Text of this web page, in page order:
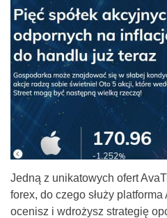
Jedną z unikatowych ofert
forex, do czego służy
ocenisz i wdrożysz strategię